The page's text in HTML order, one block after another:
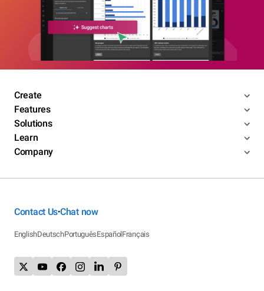
Create
Features
Solutions
Learn
Company
Contact Us•Chat now
EnglishDeutschPortuguêsEspañolFrançais